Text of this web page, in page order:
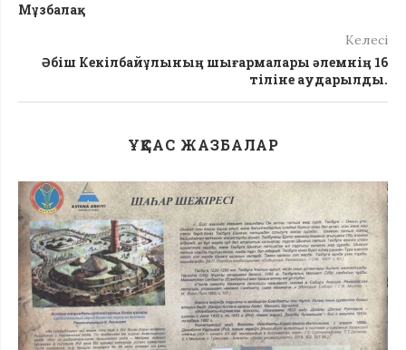
Мұзбалақ
Келесі
Әбіш Кекілбайұлының шығармалары әлемнің 16
тіліне аударылды.
ҰҚСАС ЖАЗБАЛАР